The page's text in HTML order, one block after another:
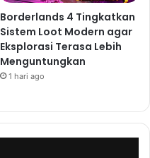
Borderlands 4 Tingkatkan
Sistem Loot Modern agar
Eksplorasi Terasa Lebih
Menguntungkan
1 hari ago